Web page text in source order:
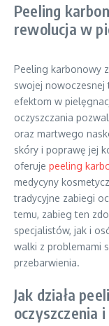
Peeling
rewolucja w
Peeling karbonowy
swojej nowoczesnej
efektom w
oczyszczania
oraz martwego
skóry i poprawę jej
oferuje peeling
medycyny
tradycyjne zabiegi
temu, zabieg ten
specjalistów, jak i
walki z problemami
przebarwienia.
Jak działa
oczyszczenia